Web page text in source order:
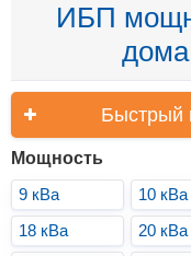
ИБП
Быстрый
Мощность
9 кВа
10 кВа
18 кВа
20 кВа